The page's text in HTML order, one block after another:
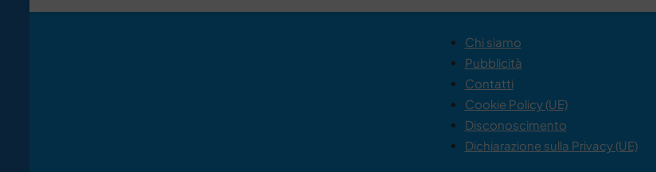
Chi siamo
Pubblicità
Contatti
Cookie Policy (UE)
Disconoscimento
Dichiarazione sulla Privacy (UE)